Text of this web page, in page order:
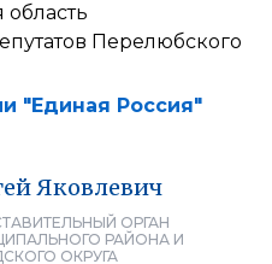
область
Перелюбского
"Единая Россия"
Яковлевич
ОРГАН
РАЙОНА И
ОКРУГА